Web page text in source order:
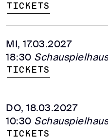
Tickets
MI, 17.03.2027
18:30 Schauspielhaus
Tickets
DO, 18.03.2027
10:30 Schauspielhaus
Tickets